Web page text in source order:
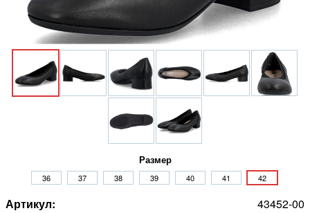
Размер
36 37 38 39 40 41 42
Артикул:
43452-00